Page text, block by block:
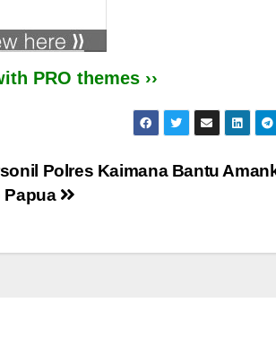
PRO themes ››
Polres Kaimana Bantu
Papua